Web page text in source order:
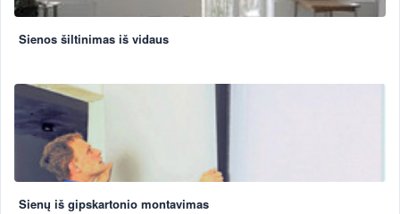
Sienos šiltinimas iš vidaus
Sienų iš gipskartonio montavimas